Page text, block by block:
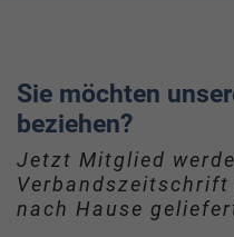
Sie möchten
beziehen?
Jetzt Mitglied
Verbandszeitschrift
nach Hause